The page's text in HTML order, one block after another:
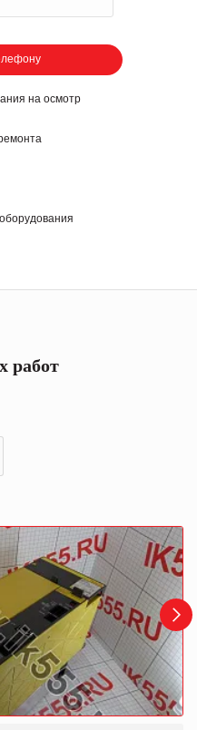
на осмотр
работ